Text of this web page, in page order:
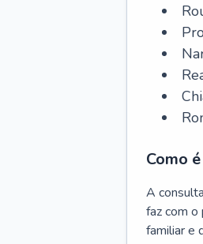
Como
A
faz com o
familiar e